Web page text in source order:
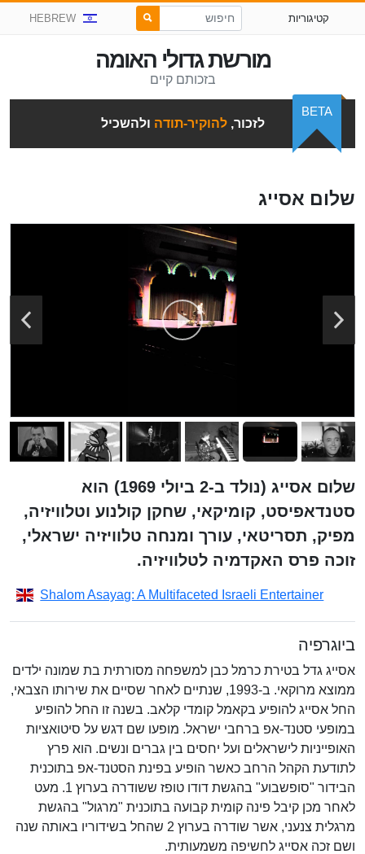
קטיגוריות HEBREW
מורשת גדולי האומה
בזכותם קיים
לזכור,להוקיר-תודה ולהשכיל
BETA
שלום אסייג
שלום אסייג (נולד ב-2 ביולי 1969) הוא
סטנדאפיסט, קומיקאי, שחקן קולנוע וטלוויזיה,
מפיק, תסריטאי, עורך ומנחה טלוויזיה ישראלי,
זוכה פרס האקדמיה לטלוויזיה.
Shalom Asayag: A Multifaceted Israeli Entertainer
ביוגרפיה
אסייג גדל בטירת כרמל כבן למשפחה מסורתית בת שמונה ילדים
ממוצא מרוקאי. ב-1993, שנתיים לאחר שסיים את שירותו הצבאי,
החל אסייג להופיע בקאמל קומדי קלאב. בשנה זו החל להופיע
במופעי סטנד-אפ ברחבי ישראל. מופעו שם דגש על סיטואציות
האופייניות לישראלים ועל יחסים בין גברים ונשים. הוא פרץ
לתודעת הקהל הרחב כאשר הופיע בפינת הסטנד-אפ בתוכנית
הבידור "סופשבוע" בהגשת דודו טופז ששודרה בערוץ 1. מעט
לאחר מכן קיבל פינה קומית קבועה בתוכנית "מרגול" בהגשת
מרגלית צנעני, אשר שודרה בערוץ 2 שהחל בשידוריו באותה שנה
ושם זכה אסייג לחשיפה משמעותית.